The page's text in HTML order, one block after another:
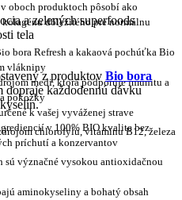
oboch produktoch pôsobí ako
dôležitého pre normálnu
bora Refresh a kakaová pochúťka Bio
vlákniny
medi, ktorá podporuje imunitu a
pokožky
k vašej vyváženej strave
v 100% BIO kvalite bez
príchutí a konzervantov
a zelených superfoods
tela
z produktov Bio bora
dopraje každodennú dávku
chlorofylu, vitamínu B12, železa
sú význačné vysokou antioxidačnou
aminokyseliny a bohatý obsah